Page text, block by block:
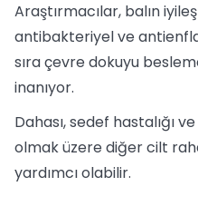
Araştırmacılar, balın
antibakteriyel ve
sıra çevre dokuyu
inanıyor.
Dahası, sedef hastalığı
olmak üzere diğer cilt
yardımcı olabilir.